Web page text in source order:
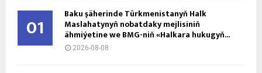
01 Baku şäherinde Türkmenistanyň Halk
Maslahatynyň nobatdaky mejlisiniň
ähmiýetine we BMG-niň «Halkara hukugyň...
2026-08-08